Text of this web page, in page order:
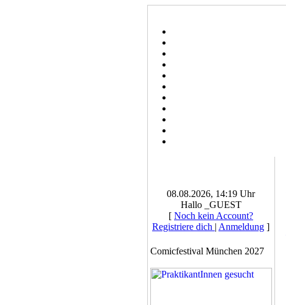
08.08.2026, 14:19 Uhr
Hallo _GUEST
[ Noch kein Account?
Registriere dich | Anmeldung ]
Comicfestival München 2027